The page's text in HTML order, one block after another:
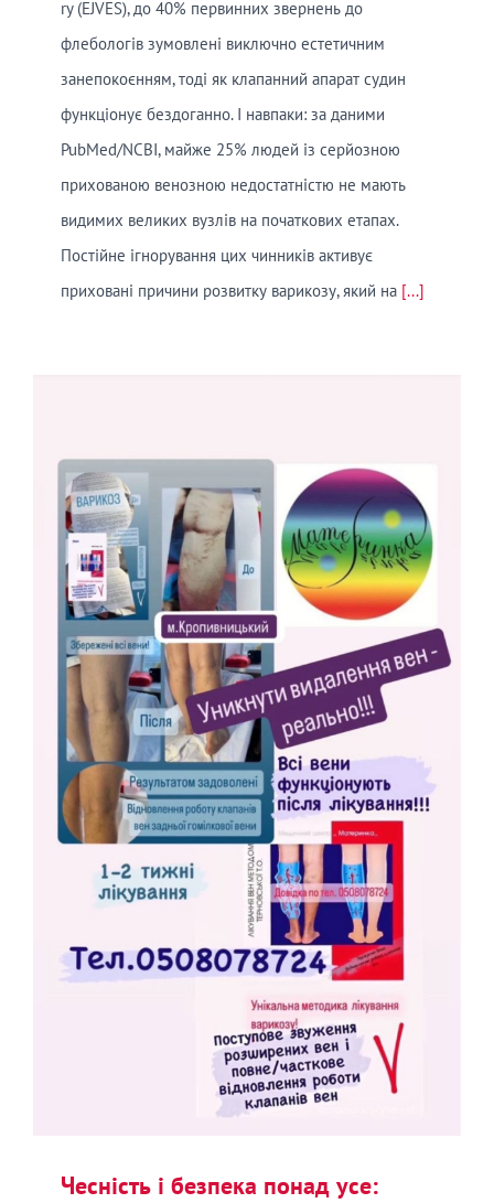
ry (EJVES), до 40% первинних звернень до
флебологів зумовлені виключно естетичним
занепокоєнням, тоді як клапанний апарат судин
функціонує бездоганно. І навпаки: за даними
PubMed/NCBI, майже 25% людей із серйозною
прихованою венозною недостатністю не мають
видимих великих вузлів на початкових етапах.
Постійне ігнорування цих чинників активує
приховані причини розвитку варикозу, який на [...]
Чесність і безпека понад усе: